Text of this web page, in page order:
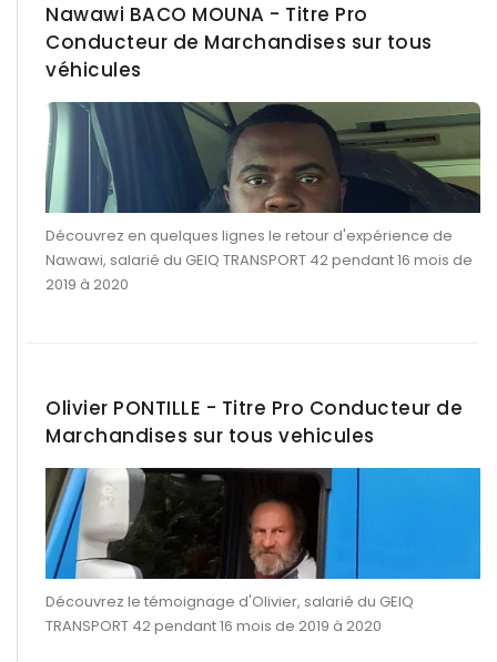
Nawawi BACO MOUNA - Titre Pro
Conducteur de Marchandises sur tous
véhicules
Découvrez en quelques lignes le retour d'expérience de
Nawawi, salarié du GEIQ TRANSPORT 42 pendant 16 mois de
2019 à 2020
Olivier PONTILLE - Titre Pro Conducteur de
Marchandises sur tous vehicules
Découvrez le témoignage d'Olivier, salarié du GEIQ
TRANSPORT 42 pendant 16 mois de 2019 à 2020